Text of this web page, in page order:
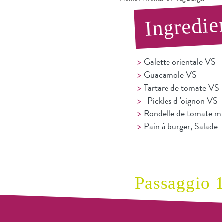
Galette orientale VS
Guacamole VS
Tartare de tomate VS
¨Pickles d 'oignon VS
Rondelle de tomate
Pain à burger, Salade
Passaggio
Réchauffer le pain